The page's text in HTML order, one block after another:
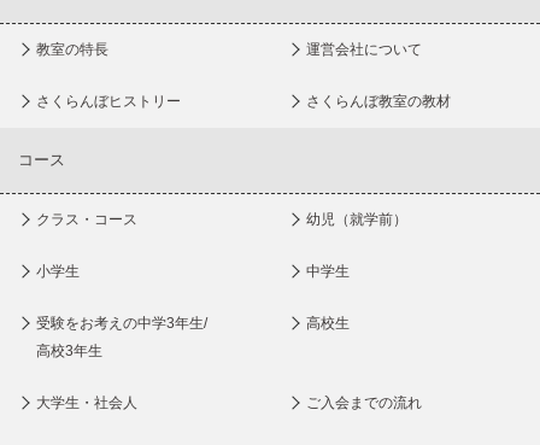
教室の特長 運営会社について
さくらんぼヒストリー さくらんぼ教室の教材
コース
クラス・コース 幼児（就学前）
小学生 中学生
受験をお考えの中学3年生/
高校3年生
高校生
大学生・社会人 ご入会までの流れ